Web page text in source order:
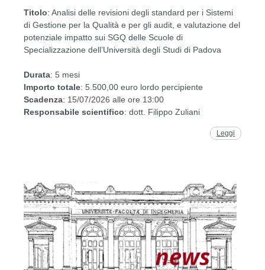
Titolo: Analisi delle revisioni degli standard per i Sistemi
di Gestione per la Qualità e per gli audit, e valutazione del
potenziale impatto sui SGQ delle Scuole di
Specializzazione dell’Università degli Studi di Padova
Durata: 5 mesi
Importo totale: 5.500,00 euro lordo percipiente
Scadenza: 15/07/2026 alle ore 13:00
Responsabile scientifico: dott. Filippo Zuliani
Leggi